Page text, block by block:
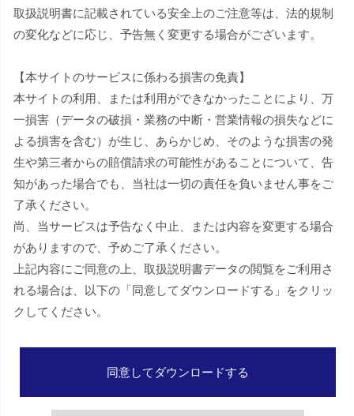
取扱説明書に記載されている安全上のご注意等は、法的規制
の変化などに応じ、予告無く変更する場合がございます。
【本サイトのサービスに係わる損害の免責】
本サイトの利用、または利用ができなかったことにより、万
一損害（データの破損・業務の中断・営業情報の損失などに
よる損害を含む）が生じ、あらかじめ、そのような損害の発
生や第三者からの賠償請求の可能性があることについて、告
知があった場合でも、当社は一切の責任を負いません事をご
了承ください。
尚、当サービスは予告なく中止、または内容を変更する場合
がありますので、予めご了承ください。
上記内容にご同意の上、取扱説明書データの閲覧をご利用さ
れる場合は、以下の「同意してダウンロードする」をクリッ
クしてください。
同意してダウンロードする